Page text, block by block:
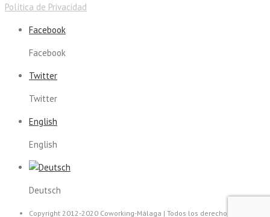
Política de Privacidad
Facebook
Facebook
Twitter
Twitter
English
English
Deutsch
Copyright 2012-2020 Coworking-Málaga | Todos los derechos